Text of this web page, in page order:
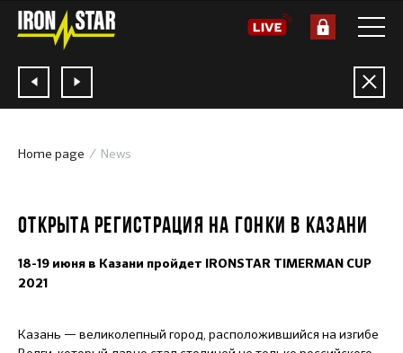
Home page News
ОТКРЫТА РЕГИСТРАЦИЯ НА ГОНКИ В КАЗАНИ
18-19 июня в Казани пройдет IRONSTAR TIMERMAN CUP
2021
Казань — великолепный город, расположившийся на изгибе